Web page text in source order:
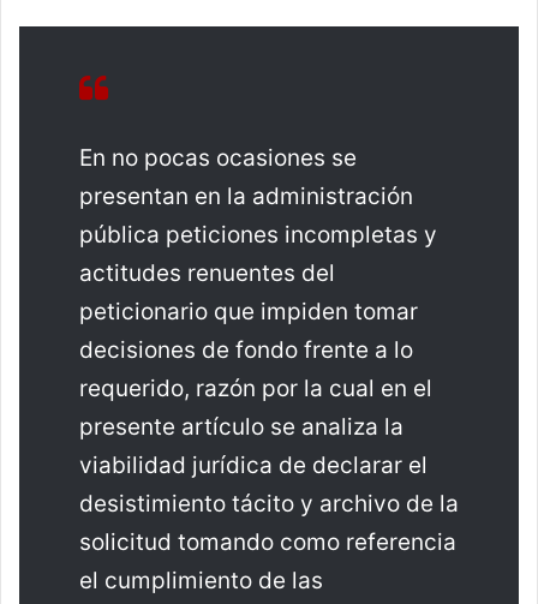
En no pocas ocasiones se
presentan en la administración
pública peticiones incompletas y
actitudes renuentes del
peticionario que impiden tomar
decisiones de fondo frente a lo
requerido, razón por la cual en el
presente artículo se analiza la
viabilidad jurídica de declarar el
desistimiento tácito y archivo de la
solicitud tomando como referencia
el cumplimiento de las